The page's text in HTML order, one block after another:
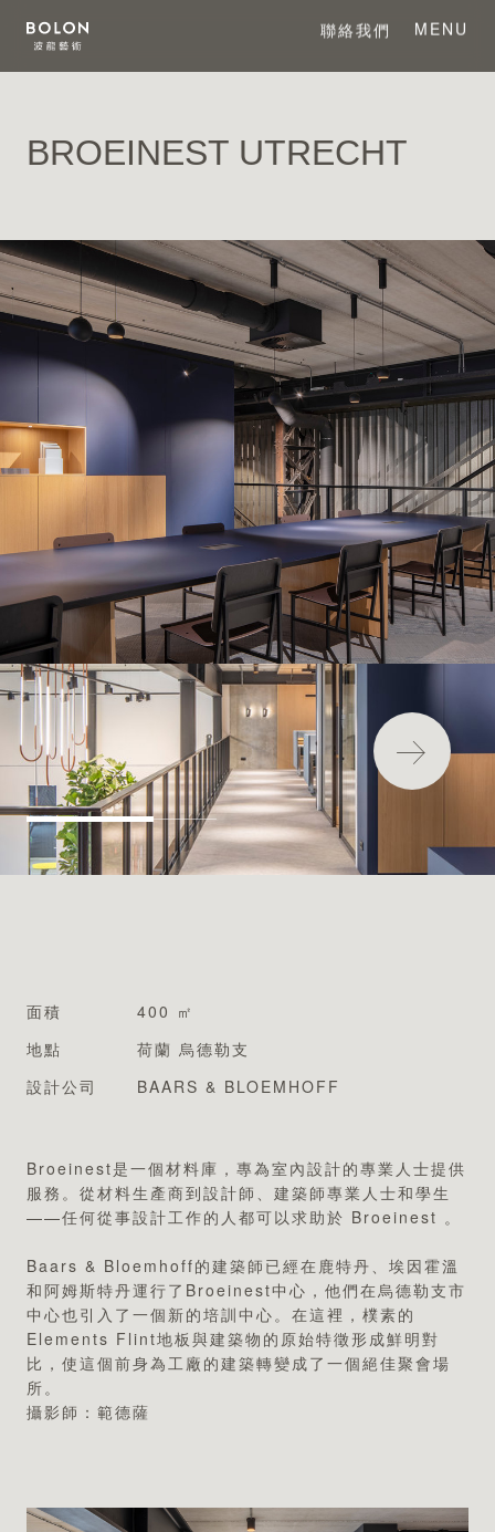
聯絡我們 MENU
系列產品
項目案例
最新消息
安裝
維護
FAQ
下載中心
BROEINEST UTRECHT
面積
400 ㎡
地點
荷蘭 烏德勒支
設計公司
BAARS & BLOEMHOFF
Broeinest是一個材料庫，專為室內設計的專業人士提供
服務。從材料生產商到設計師、建築師專業人士和學生
——任何從事設計工作的人都可以求助於 Broeinest 。
Baars & Bloemhoff的建築師已經在鹿特丹、埃因霍溫
和阿姆斯特丹運行了Broeinest中心，他們在烏德勒支市
中心也引入了一個新的培訓中心。在這裡，樸素的
Elements Flint地板與建築物的原始特徵形成鮮明對
比，使這個前身為工廠的建築轉變成了一個絕佳聚會場
所。
攝影師：範德薩